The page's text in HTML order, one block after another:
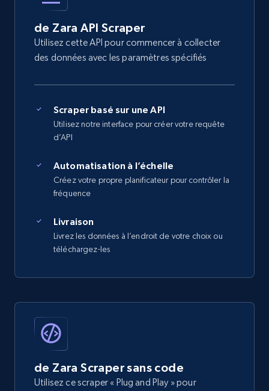
de Zara API Scraper
Utilisez cette API pour commencer à collecter
des données avec les paramètres spécifiés
Scraper basé sur une API
Utilisez notre interface pour créer votre requête
d’API
Automatisation à l’échelle
Créez votre propre planificateur pour contrôler la
fréquence
Livraison
Livrez les données à l’endroit de votre choix ou
téléchargez-les
de Zara Scraper sans code
Utilisez ce scraper « Plug and Play » pour